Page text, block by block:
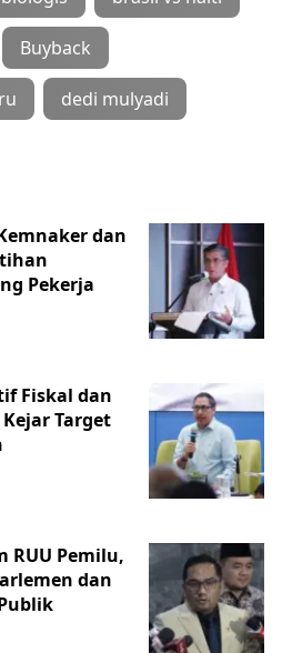
Buyback
dedi mulyadi
dan
Pekerja
Fiskal dan
Target
RUU Pemilu,
dan